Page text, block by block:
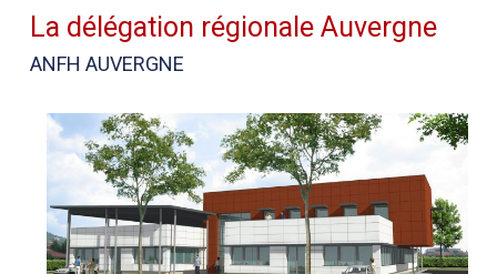
La délégation régionale Auvergne
ANFH AUVERGNE